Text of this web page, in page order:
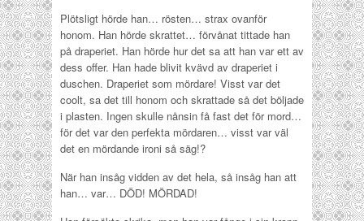
Plötsligt hörde han… rösten… strax ovanför
honom. Han hörde skrattet… förvånat tittade han
på draperiet. Han hörde hur det sa att han var ett av
dess offer. Han hade blivit kvävd av draperiet i
duschen. Draperiet som mördare! Visst var det
coolt, sa det till honom och skrattade så det böljade
i plasten. Ingen skulle nånsin få fast det för mord…
för det var den perfekta mördaren… visst var väl
det en mördande ironi så säg!?
När han insåg vidden av det hela, så insåg han att
han… var… DÖD! MÖRDAD!